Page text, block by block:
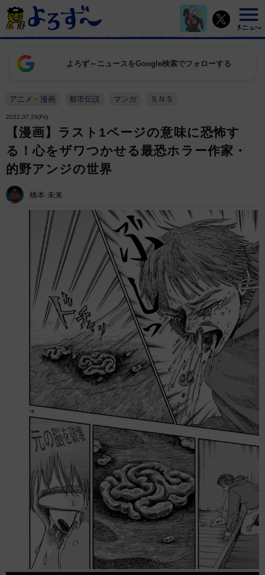
よろず～ニュースをGoogle検索でフォローする
アニメ・漫画 都市伝説 マンガ ＳＮＳ
2022.07.29(Fri)
【漫画】ラスト1ページの意味に恐怖す
る！心をザワつかせる最恐ホラー作家・
的野アンジの世界
橋本 未来